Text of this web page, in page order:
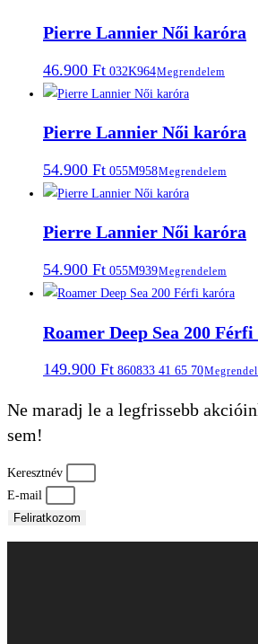
Pierre Lannier Női karóra
46.900 Ft 032K964Megrendelem
Pierre Lannier Női karóra
54.900 Ft 055M958Megrendelem
Pierre Lannier Női karóra
54.900 Ft 055M939Megrendelem
Roamer Deep Sea 200
149.900 Ft 860833 41 65 70
Ne maradj le a legfrissebb
sem!
Keresztnév
E-mail
Feliratkozom